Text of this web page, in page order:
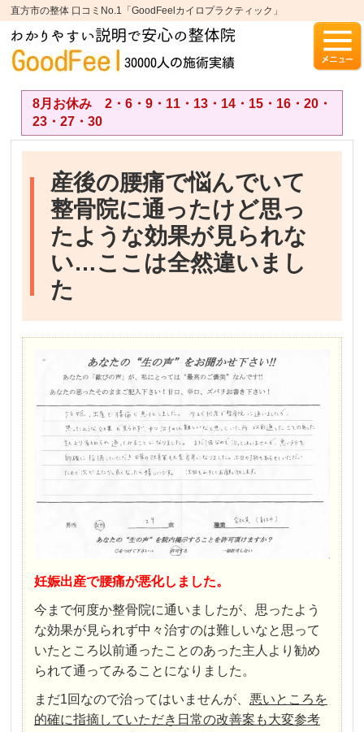
直方市の整体 口コミNo.1「GoodFeelカイロプラクティック」
8月お休み 2・6・9・11・13・14・15・16・20・
23・27・30
産後の腰痛で悩んでいて
整骨院に通ったけど思っ
たような効果が見られな
い…ここは全然違いまし
た
妊娠出産で腰痛が悪化しました。
今まで何度か整骨院に通いましたが、思ったよう
な効果が見られず中々治すのは難しいなと思って
いたところ以前通ったことのあった主人より勧め
られて通ってみることになりました。
まだ1回なので治ってはいませんが、 悪いところを
的確に指摘していただき日常の改善案も大変参考